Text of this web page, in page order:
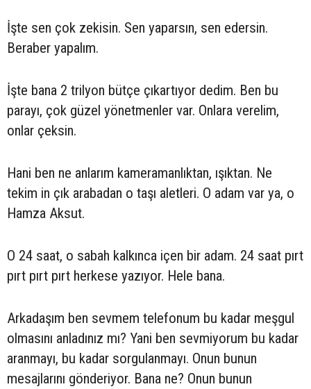
İşte sen çok zekisin. Sen yaparsın, sen edersin.
Beraber yapalım.
İşte bana 2 trilyon bütçe çıkartıyor dedim. Ben bu
parayı, çok güzel yönetmenler var. Onlara verelim,
onlar çeksin.
Hani ben ne anlarım kameramanlıktan, ışıktan. Ne
tekim in çık arabadan o taşı aletleri. O adam var ya, o
Hamza Aksut.
O 24 saat, o sabah kalkınca içen bir adam. 24 saat pırt
pırt pırt pırt herkese yazıyor. Hele bana.
Arkadaşım ben sevmem telefonum bu kadar meşgul
olmasını anladınız mı? Yani ben sevmiyorum bu kadar
aranmayı, bu kadar sorgulanmayı. Onun bunun
mesajlarını gönderiyor. Bana ne? Onun bunun